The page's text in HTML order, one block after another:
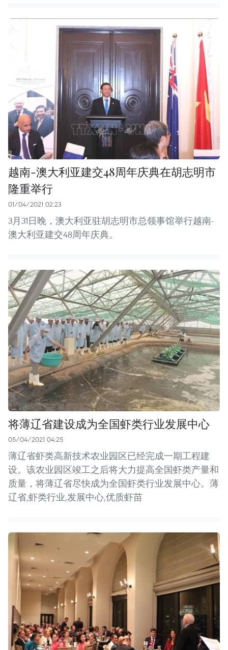
越南-澳大利亚建交48周年庆典在胡志明市
隆重举行
01/04/2021 02:23
3月31日晚，澳大利亚驻胡志明市总领事馆举行越南-
澳大利亚建交48周年庆典。
将薄辽省建设成为全国虾类行业发展中心
05/04/2021 04:25
薄辽省虾类高新技术农业园区已经完成一期工程建
设。该农业园区竣工之后将大力提高全国虾类产量和
质量，将薄辽省尽快成为全国虾类行业发展中心。薄
辽省,虾类行业,发展中心,优质虾苗